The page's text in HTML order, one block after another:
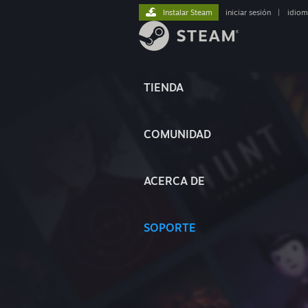
TIENDA
COMUNIDAD
ACERCA DE
SOPORTE
Instalar Steam iniciar sesión